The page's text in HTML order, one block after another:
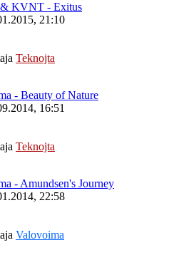
KVNT - Exitus
21:10
Teknojta
- Beauty of Nature
16:51
Teknojta
- Amundsen's Journey
22:58
Valovoima